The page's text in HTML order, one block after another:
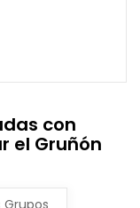
con
el Gruñón